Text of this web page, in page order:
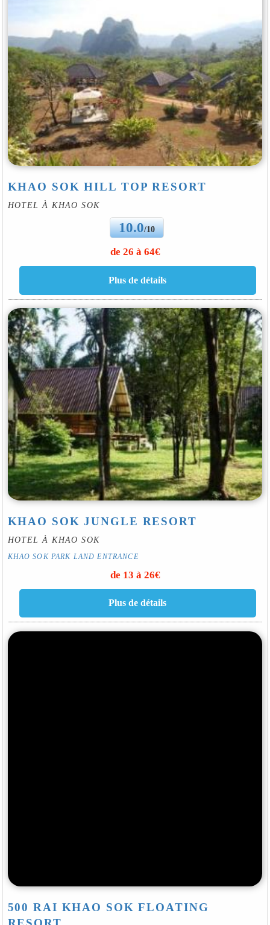
KHAO SOK HILL TOP RESORT
HOTEL À KHAO SOK
10.0/10
de 26 à 64€
KHAO SOK JUNGLE RESORT
HOTEL À KHAO SOK
KHAO SOK PARK LAND ENTRANCE
de 13 à 26€
500 RAI KHAO SOK FLOATING